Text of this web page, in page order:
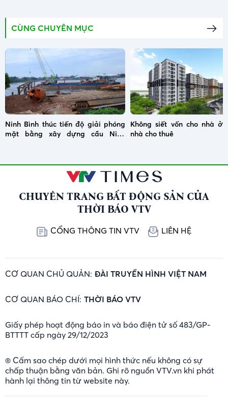
CÙNG CHUYÊN MỤC
Ninh Bình thúc tiến độ giải phóng
mặt bằng xây dựng cầu Ninh
Không siết vốn cho nhà ở
nhà cho thuê
CHUYÊN TRANG BẤT ĐỘNG SẢN CỦA
THỜI BÁO VTV
CỔNG THÔNG TIN VTV LIÊN HỆ
CƠ QUAN CHỦ QUẢN: ĐÀI TRUYỀN HÌNH VIỆT NAM
CƠ QUAN BÁO CHÍ: THỜI BÁO VTV
Giấy phép hoạt động báo in và báo điện tử số 483/GP-
BTTTT cấp ngày 29/12/2023
® Cấm sao chép dưới mọi hình thức nếu không có sự
chấp thuận bằng văn bản. Ghi rõ nguồn VTV.vn khi phát
hành lại thông tin từ website này.